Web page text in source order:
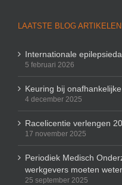
LAATSTE BLOG ARTIKELEN
Internationale
5 februari 2026
Keuring bij
4 december 2025
Racelicentie verlengen
17 november 2025
Periodiek Medisch
werkgevers moeten
25 september 2025